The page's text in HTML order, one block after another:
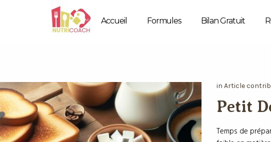
Accueil Formules Bilan Gratuit
inArticle
Petit
Temps de